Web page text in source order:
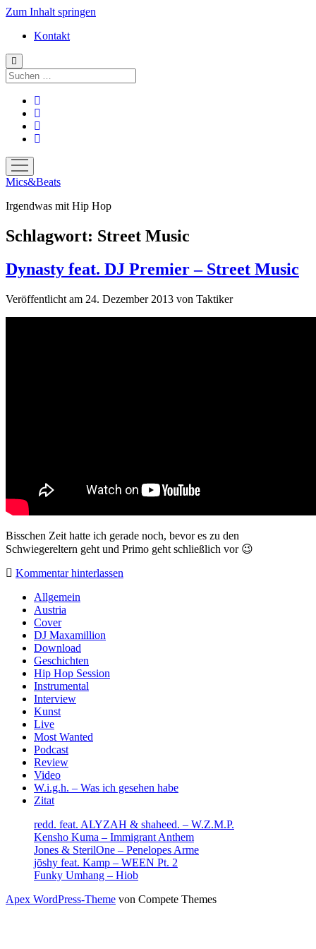
Zum Inhalt springen
Kontakt
Suchen
Menü
öffnen
Mics&Beats
Irgendwas mit Hip Hop
Schlagwort: Street Music
Dynasty feat. DJ Premier – Street Music
Veröffentlicht am 24. Dezember 2013 von Taktiker
Bisschen Zeit hatte ich gerade noch, bevor es zu den
Schwiegereltern geht und Primo geht schließlich vor 😉
Kommentar hinterlassen
Sidebar
Allgemein
Austria
Cover
DJ Maxamillion
Download
Geschichten
Hip Hop Session
Instrumental
Interview
Kunst
Live
Most Wanted
Podcast
Review
Video
W.i.g.h. – Was ich gesehen habe
Zitat
redd. feat. ALYZAH & shaheed. – W.Z.M.P.
Kensho Kuma – Immigrant Anthem
Jones & SterilOne – Penelopes Arme
jōshy feat. Kamp – WEEN Pt. 2
Funky Umhang – Hiob
Apex WordPress-Theme von Compete Themes